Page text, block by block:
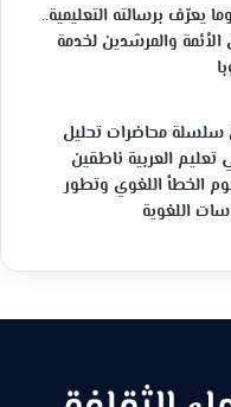
يعرّف برسالته التعليمية..
والمرشدين لخدمة
سلسلة محاضرات تحليل
تعليم العربية ناطقين
الخطأ اللغوي وتطور
اللغوية